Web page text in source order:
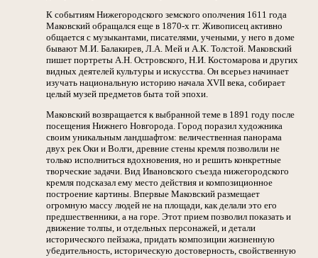
К событиям Нижегородского земского ополчения 1611 года
Маковский обращался еще в 1870-х гг. Живописец активно
общается с музыкантами, писателями, учеными, у него в доме
бывают М.И. Балакирев, Л.А. Мей и А.К. Толстой. Маковский
пишет портреты А.Н. Островского, Н.И. Костомарова и других
видных деятелей культуры и искусства. Он всерьез начинает
изучать национальную историю начала XVII века, собирает
целый музей предметов быта той эпохи.
Маковский возвращается к выбранной теме в 1891 году после
посещения Нижнего Новгорода. Город поразил художника
своим уникальным ландшафтом: величественная панорама
двух рек Оки и Волги, древние стены кремля позволили не
только исполниться вдохновения, но и решить конкретные
творческие задачи. Вид Ивановского съезда нижегородского
кремля подсказал ему место действия и композиционное
построение картины. Впервые Маковский размещает
огромную массу людей не на площади, как делали это его
предшественники, а на горе. Этот прием позволил показать и
движение толпы, и отдельных персонажей, и детали
исторического пейзажа, придать композиции жизненную
убедительность, историческую достоверность, свойственную